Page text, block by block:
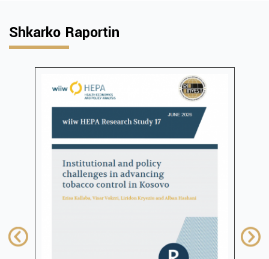
Shkarko Raportin